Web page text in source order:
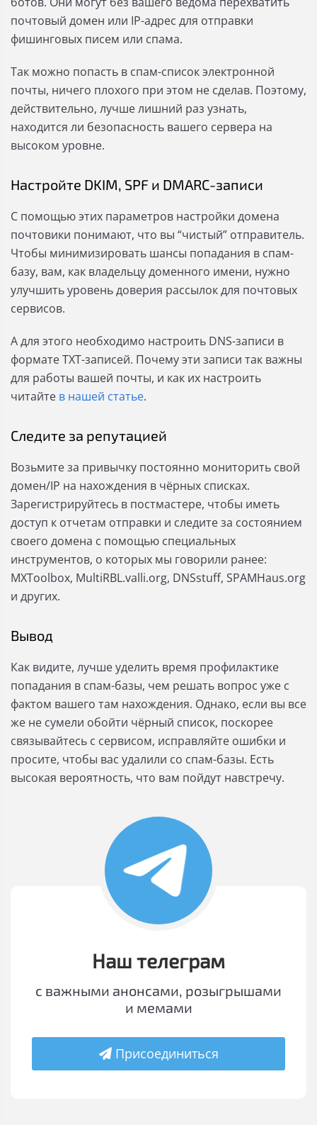
почтовый домен или IP-адрес для отправки
фишинговых писем или спама.
Так можно попасть в спам-список электронной
почты, ничего плохого при этом не сделав. Поэтому,
действительно, лучше лишний раз узнать,
находится ли безопасность вашего сервера на
высоком уровне.
Настройте DKIM, SPF и DMARC-записи
С помощью этих параметров настройки домена
почтовики понимают, что вы “чистый” отправитель.
Чтобы минимизировать шансы попадания в спам-
базу, вам, как владельцу доменного имени, нужно
улучшить уровень доверия рассылок для почтовых
сервисов.
А для этого необходимо настроить DNS-записи в
формате TXT-записей. Почему эти записи так важны
для работы вашей почты, и как их настроить
читайте в нашей статье.
Следите за репутацией
Возьмите за привычку постоянно мониторить свой
домен/IP на нахождения в чёрных списках.
Зарегистрируйтесь в постмастере, чтобы иметь
доступ к отчетам отправки и следите за состоянием
своего домена с помощью специальных
инструментов, о которых мы говорили ранее:
MXToolbox, MultiRBL.valli.org, DNSstuff, SPAMHaus.org
и других.
Вывод
Как видите, лучше уделить время профилактике
попадания в спам-базы, чем решать вопрос уже с
фактом вашего там нахождения. Однако, если вы все
же не сумели обойти чёрный список, поскорее
связывайтесь с сервисом, исправляйте ошибки и
просите, чтобы вас удалили со спам-базы. Есть
высокая вероятность, что вам пойдут навстречу.
Наш телеграм
с важными анонсами, розыгрышами
и мемами
Присоединиться